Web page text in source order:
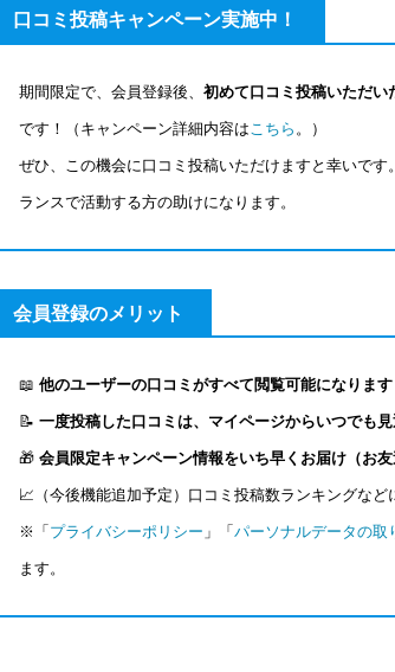
口コミ投稿キャンペーン実施中！
期間限定で、会員登録後、 初めて口コミ投稿いただ
です！（キャンペーン詳細内容は こちら 。）
ぜひ、この機会に口コミ投稿いただけますと幸いで
ランスで活動する方の助けになります。
会員登録のメリット
📖 他のユーザーの口コミがすべて閲覧可能になります
📝 一度投稿した口コミは、マイページからいつでも
🎁 会員限定キャンペーン情報をいち早くお届け（お友
📈（今後機能追加予定）口コミ投稿数ランキングな
※「 プライバシーポリシー 」「 パーソナルデータの取
ます。